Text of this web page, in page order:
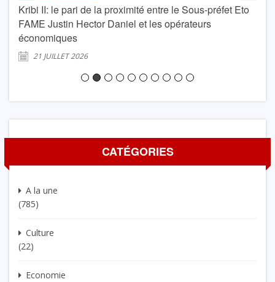
Kribi II: le pari de la proximité entre le Sous-préfet Eto
FAME Justin Hector Daniel et les opérateurs
économiques
21 JUILLET 2026
CATÉGORIES
A la une
(785)
Culture
(22)
Economie